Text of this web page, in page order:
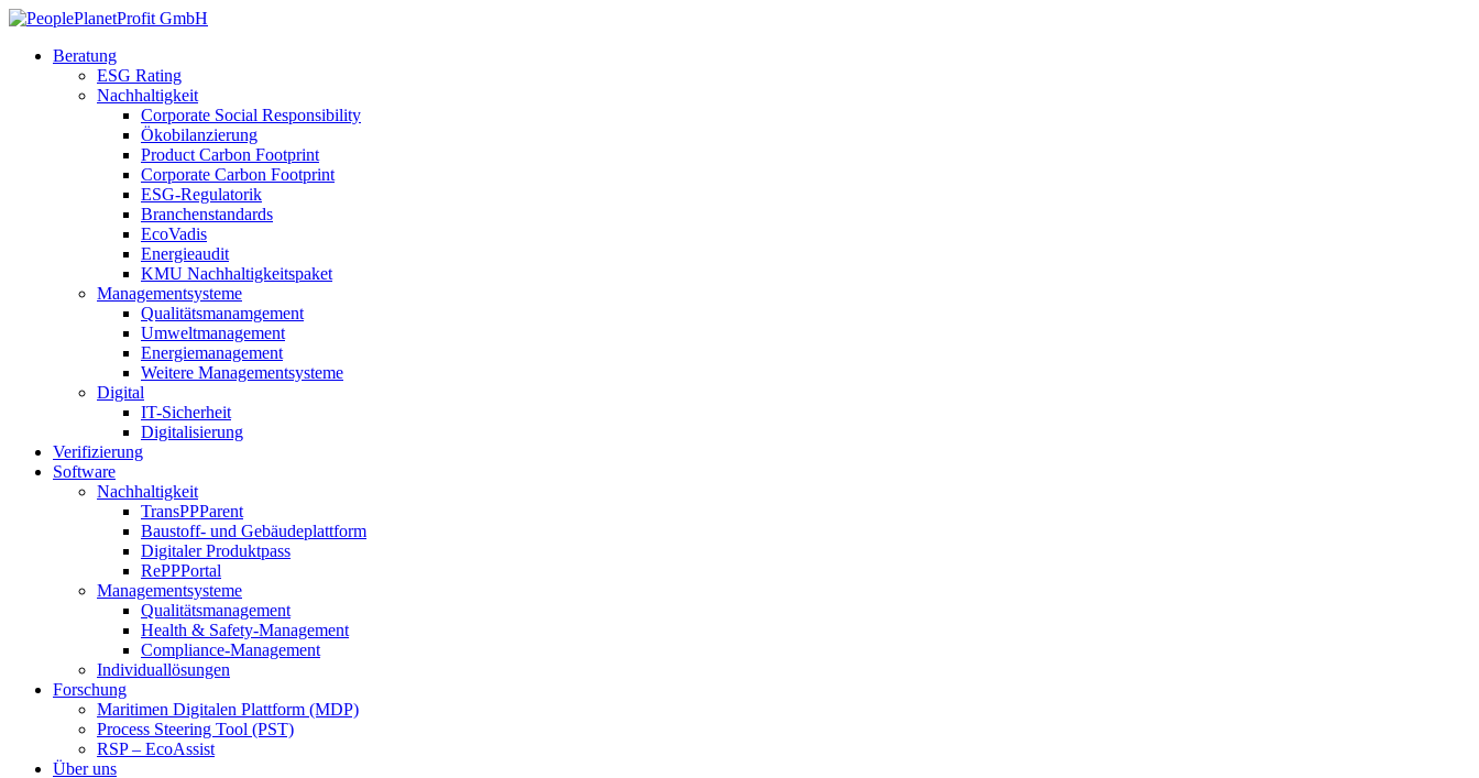
Beratung
ESG Rating
Nachhaltigkeit
Corporate Social Responsibility
Ökobilanzierung
Product Carbon Footprint
Corporate Carbon Footprint
ESG-Regulatorik
Branchenstandards
EcoVadis
Energieaudit
KMU Nachhaltigkeitspaket
Managementsysteme
Qualitätsmanamgement
Umweltmanagement
Energiemanagement
Weitere Managementsysteme
Digital
IT-Sicherheit
Digitalisierung
Verifizierung
Software
Nachhaltigkeit
TransPPParent
Baustoff- und Gebäudeplattform
Digitaler Produktpass
RePPPortal
Managementsysteme
Qualitätsmanagement
Health & Safety-Management
Compliance-Management
Individuallösungen
Forschung
Maritimen Digitalen Plattform (MDP)
Process Steering Tool (PST)
RSP – EcoAssist
Über uns